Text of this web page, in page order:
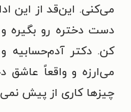
می‌کنی. این‌قد از این
دست دختره رو بگیره و
کن. دکتر آدم‌حسابیه
می‌ارزه و واقعاً عاشق
چیزها کاری از پیش